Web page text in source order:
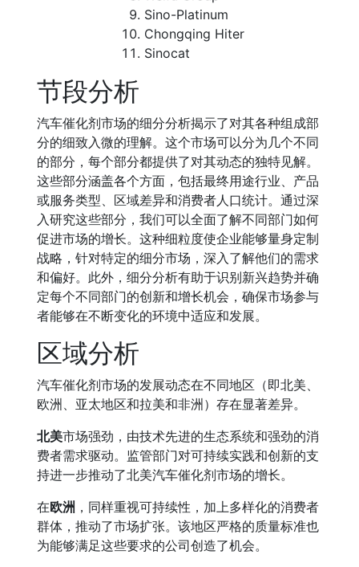
Sino-Platinum
Chongqing Hiter
Sinocat
节段分析
汽车催化剂市场的细分分析揭示了对其各种组成部
分的细致入微的理解。这个市场可以分为几个不同
的部分，每个部分都提供了对其动态的独特见解。
这些部分涵盖各个方面，包括最终用途行业、产品
或服务类型、区域差异和消费者人口统计。通过深
入研究这些部分，我们可以全面了解不同部门如何
促进市场的增长。这种细粒度使企业能够量身定制
战略，针对特定的细分市场，深入了解他们的需求
和偏好。此外，细分分析有助于识别新兴趋势并确
定每个不同部门的创新和增长机会，确保市场参与
者能够在不断变化的环境中适应和发展。
区域分析
汽车催化剂市场的发展动态在不同地区（即北美、
欧洲、亚太地区和拉美和非洲）存在显著差异。
北美市场强劲，由技术先进的生态系统和强劲的消
费者需求驱动。监管部门对可持续实践和创新的支
持进一步推动了北美汽车催化剂市场的增长。
在欧洲 ，同样重视可持续性，加上多样化的消费者
群体，推动了市场扩张。该地区严格的质量标准也
为能够满足这些要求的公司创造了机会。